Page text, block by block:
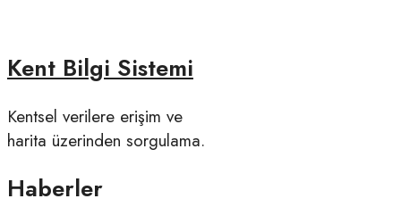
Kent Bilgi Sistemi
Kentsel verilere erişim ve
harita üzerinden sorgulama.
Haberler